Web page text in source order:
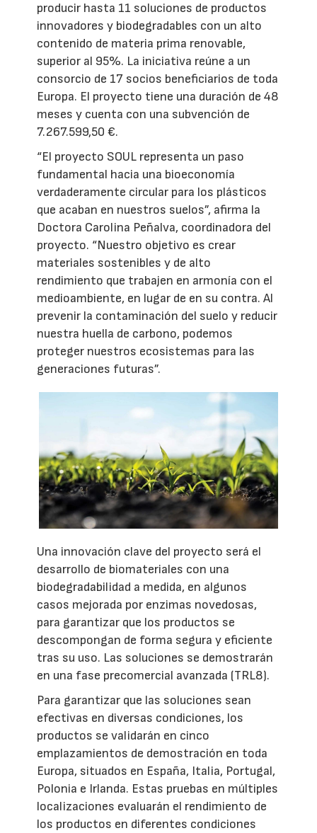
producir hasta 11 soluciones de productos
innovadores y biodegradables con un alto
contenido de materia prima renovable,
superior al 95%. La iniciativa reúne a un
consorcio de 17 socios beneficiarios de toda
Europa. El proyecto tiene una duración de 48
meses y cuenta con una subvención de
7.267.599,50 €.
“El proyecto SOUL representa un paso
fundamental hacia una bioeconomía
verdaderamente circular para los plásticos
que acaban en nuestros suelos”, afirma la
Doctora Carolina Peñalva, coordinadora del
proyecto. “Nuestro objetivo es crear
materiales sostenibles y de alto
rendimiento que trabajen en armonía con el
medioambiente, en lugar de en su contra. Al
prevenir la contaminación del suelo y reducir
nuestra huella de carbono, podemos
proteger nuestros ecosistemas para las
generaciones futuras”.
Una innovación clave del proyecto será el
desarrollo de biomateriales con una
biodegradabilidad a medida, en algunos
casos mejorada por enzimas novedosas,
para garantizar que los productos se
descompongan de forma segura y eficiente
tras su uso. Las soluciones se demostrarán
en una fase precomercial avanzada (TRL8).
Para garantizar que las soluciones sean
efectivas en diversas condiciones, los
productos se validarán en cinco
emplazamientos de demostración en toda
Europa, situados en España, Italia, Portugal,
Polonia e Irlanda. Estas pruebas en múltiples
localizaciones evaluarán el rendimiento de
los productos en diferentes condiciones